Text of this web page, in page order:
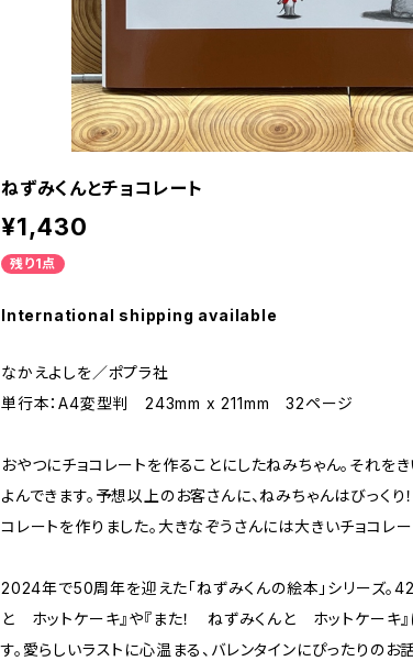
ねずみくんとチョコレート
¥1,430
残り1点
International shipping available
なかえよしを／ポプラ社
単行本：A4変型判 243mm x 211mm 32ページ
おやつにチョコレートを作ることにしたねみちゃん。それを
よんできます。予想以上のお客さんに、ねみちゃんはびっく
コレートを作りました。大きなぞうさんには大きいチョコレ
2024年で50周年を迎えた「ねずみくんの絵本」シリーズ。
と ホットケーキ』や『また！ ねずみくんと ホットケーキ
す。愛らしいラストに心温まる、バレンタインにぴったりのお